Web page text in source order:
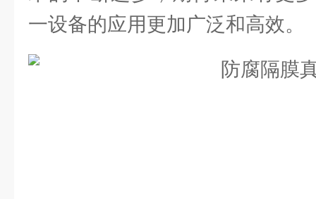
一设备的应用更加广泛和高效。